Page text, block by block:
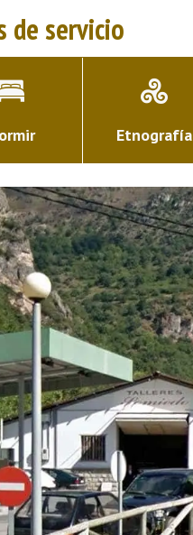
de servicio
Etnografía